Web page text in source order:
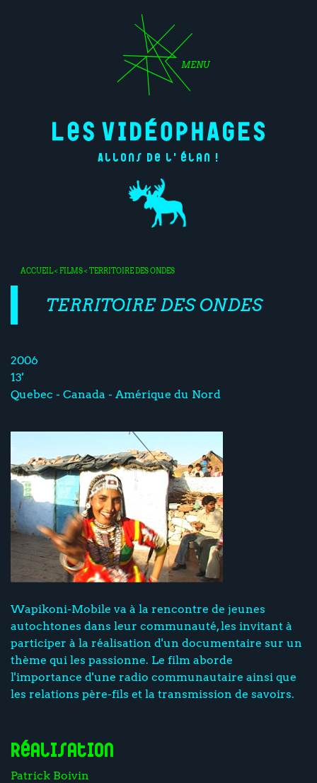
MENU
Allons de l'élan !
ACCUEIL< FILMS< TERRITOIRE DES ONDES
TERRITOIRE DES ONDES
2006
13'
Quebec - Canada - Amérique du Nord
Wapikoni-Mobile va à la rencontre de jeunes
autochtones dans leur communauté, les invitant à
participer à la réalisation d'un documentaire sur un
thème qui les passionne. Le film aborde
l'importance d'une radio communautaire ainsi que
les relations père-fils et la transmission de savoirs.
Réalisation
Patrick Boivin